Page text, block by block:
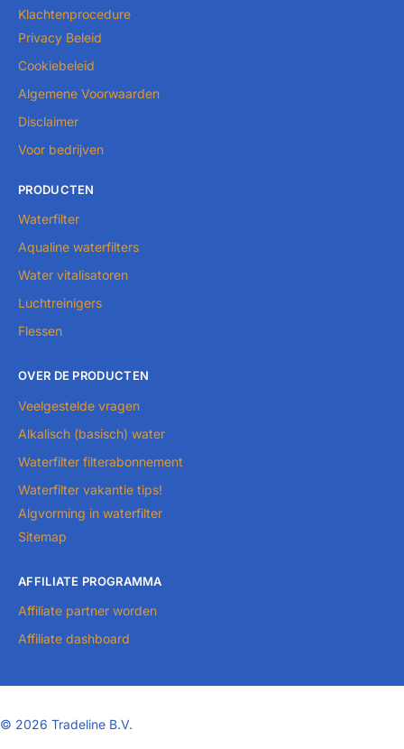
Klachtenprocedure
Privacy Beleid
Cookiebeleid
Algemene Voorwaarden
Disclaimer
Voor bedrijven
PRODUCTEN
Waterfilter
Aqualine waterfilters
Water vitalisatoren
Luchtreinigers
Flessen
OVER DE PRODUCTEN
Veelgestelde vragen
Alkalisch (basisch) water
Waterfilter filterabonnement
Waterfilter vakantie tips!
Algvorming in waterfilter
Sitemap
AFFILIATE PROGRAMMA
Affiliate partner worden
Affiliate dashboard
© 2026 Tradeline B.V.